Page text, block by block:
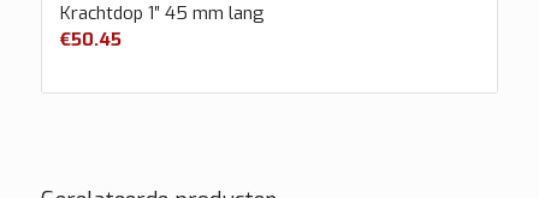
Krachtdop 1″ 45 mm lang
€50.45